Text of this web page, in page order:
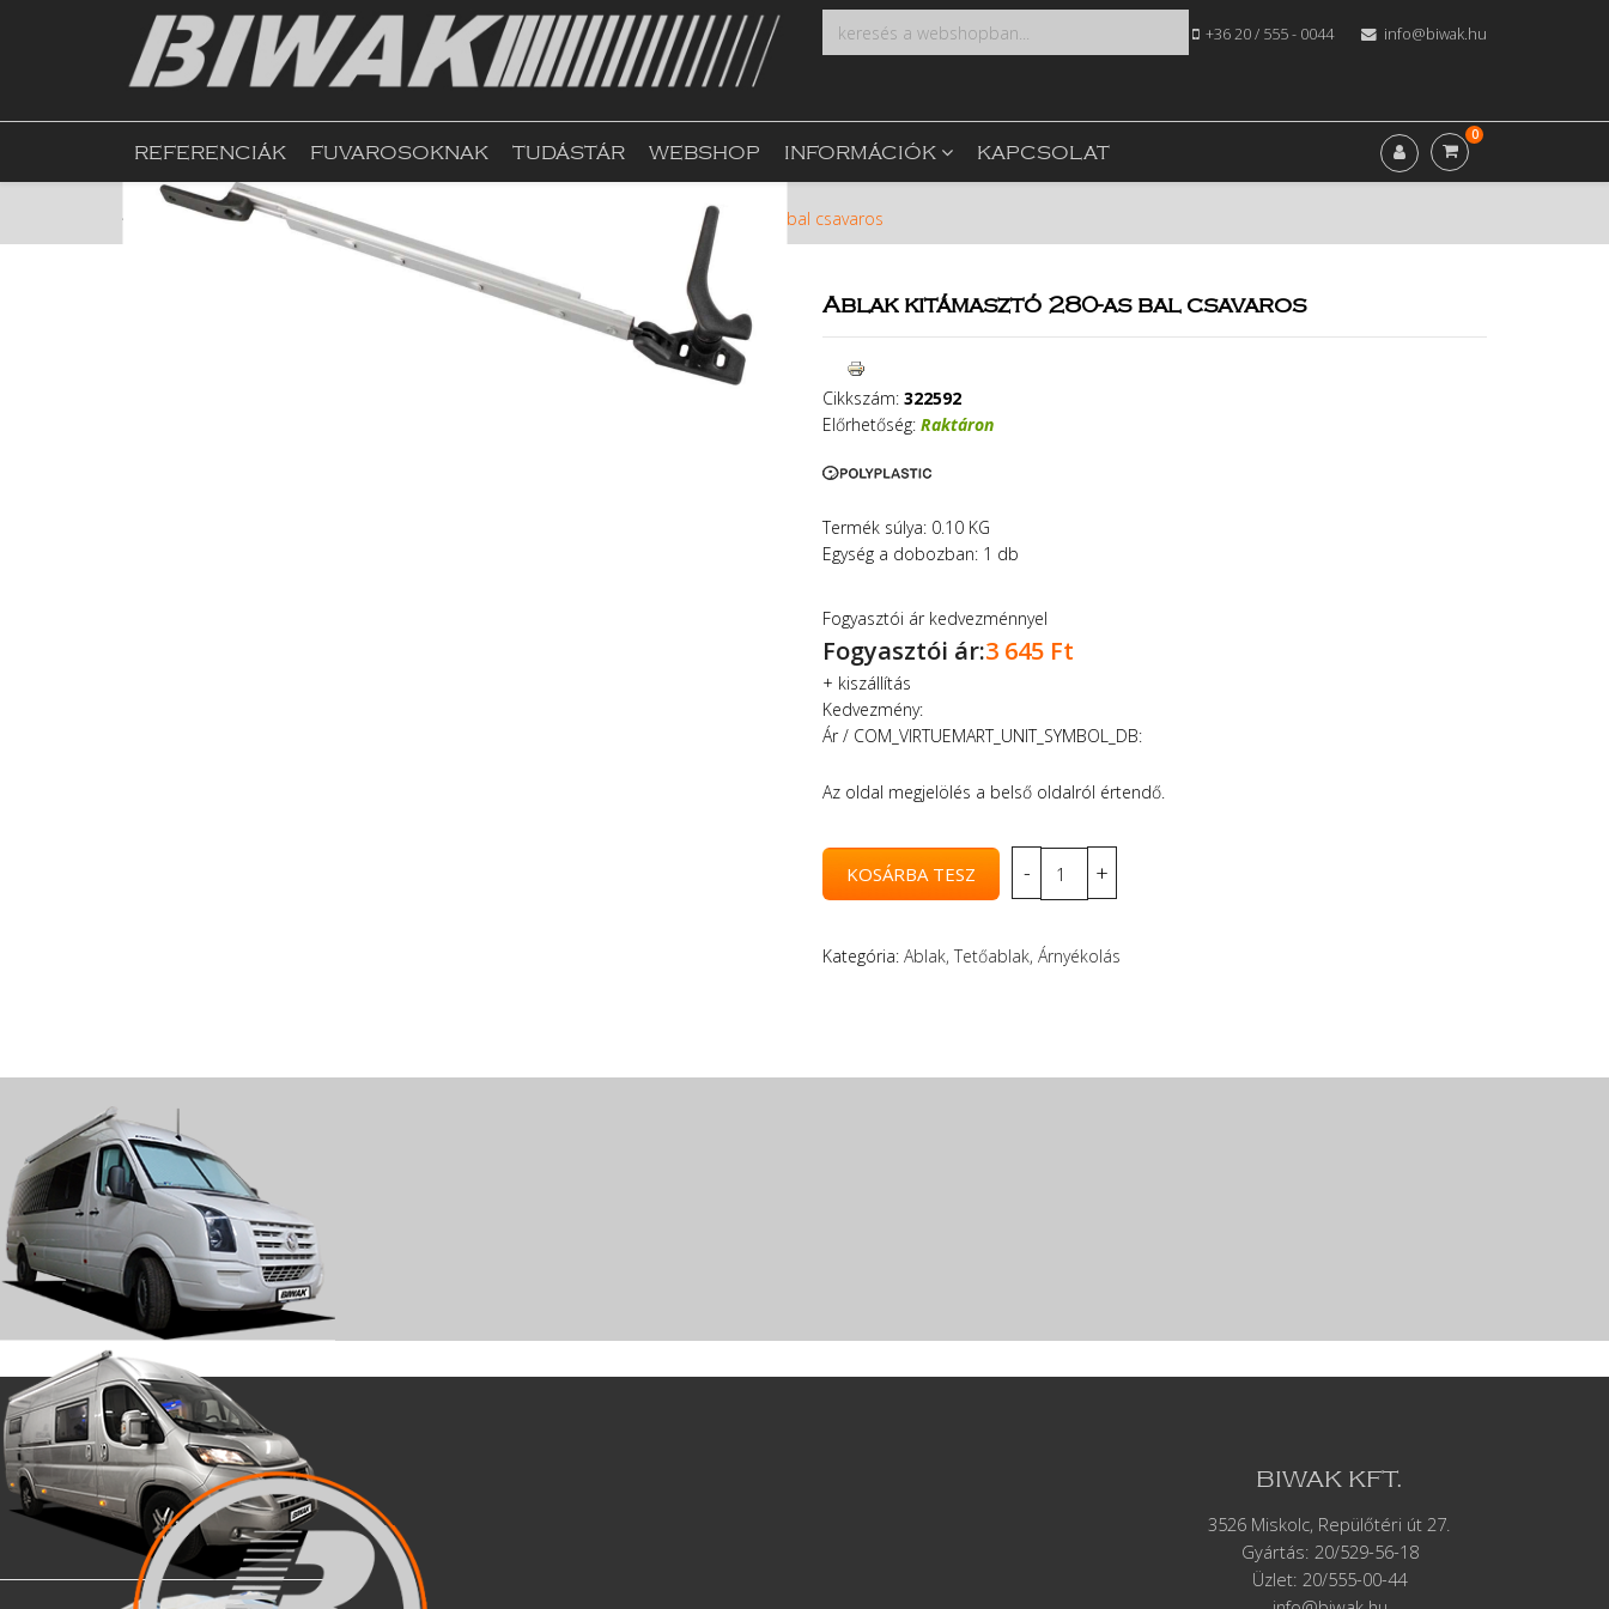
+36 20 / 555 - 0044 info@biwak.hu
0
REFERENCIÁK FUVAROSOKNAK TUDÁSTÁR WEBSHOP INFORMÁCIÓK KAPCSOLAT
Kezdőlap Webshop Ablak, Tetőablak, Árnyékolás Ablak kitámasztó 280-as bal csavaros
Ablak kitámasztó 280-as bal csavaros
Cikkszám: 322592
Előrhetőség: Raktáron
Termék súlya: 0.10 KG
Egység a dobozban: 1 db
Fogyasztói ár kedvezménnyel
Fogyasztói ár:3 645 Ft
+ kiszállítás
Kedvezmény:
Ár / COM_VIRTUEMART_UNIT_SYMBOL_DB:
Az oldal megjelölés a belső oldalról értendő.
Kategória: Ablak, Tetőablak, Árnyékolás
BIWAK KFT.
3526 Miskolc, Repülőtéri út 27.
Gyártás: 20/529-56-18
Üzlet: 20/555-00-44